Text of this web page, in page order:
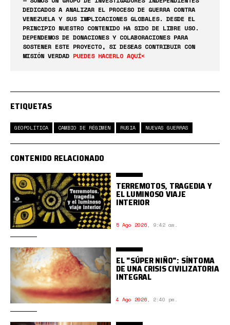
DEDICADOS A ANALIZAR EL PROCESO DE GUERRA CONTRA
VENEZUELA Y SUS IMPLICACIONES GLOBALES. DESDE EL
PRINCIPIO NUESTRO CONTENIDO HA SIDO DE LIBRE USO.
DEPENDEMOS DE DONACIONES Y COLABORACIONES PARA
SOSTENER ESTE PROYECTO, SI DESEAS CONTRIBUIR CON
MISIÓN VERDAD PUEDES HACERLO AQUÍ<
ETIQUETAS
GEOPOLÍTICA CAMBIO DE RÉGIMEN RUSIA NUEVAS GUERRAS
CONTENIDO RELACIONADO
TERREMOTOS, TRAGEDIA Y
EL LUMINOSO VIAJE
INTERIOR
5 Ago 2026, 9:42 am.
EL "SÚPER NIÑO": SÍNTOMA
DE UNA CRISIS CIVILIZATORIA
INTEGRAL
4 Ago 2026, 2:40 pm.